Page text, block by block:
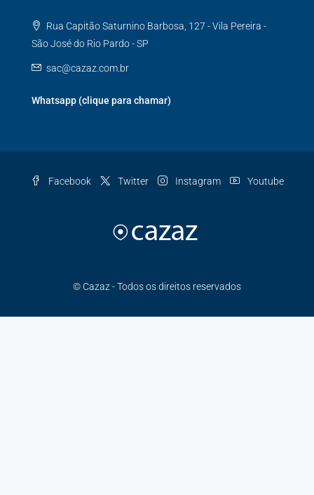
Rua Capitão Saturnino Barbosa, 127 - Vila Pereira -
São José do Rio Pardo - SP
sac@cazaz.com.br
Whatsapp (clique para chamar)
Facebook Twitter Instagram Youtube
© Cazaz - Todos os direitos reservados